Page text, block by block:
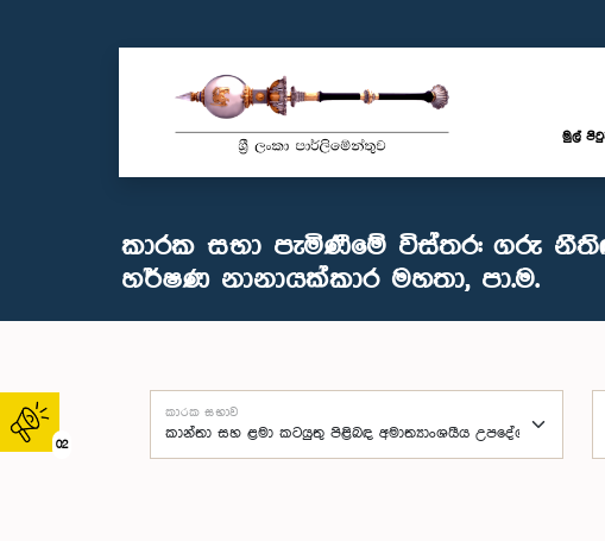
02
මුල්
කාරක සභා පැමිණීමේ විස්තර: ගරු
හර්ෂණ නානායක්කාර මහතා, පා.ම.
කාරක සභාව